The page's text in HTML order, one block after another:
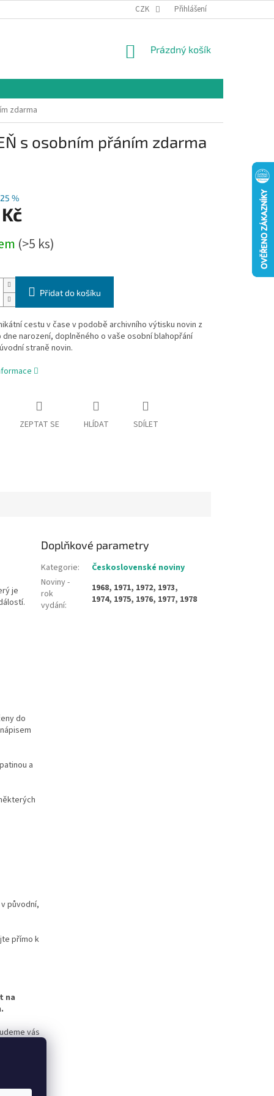
CZK Přihlášení
NÁKUPNÍ
Prázdný košík
zdarma
s osobním přáním zdarma
%
(>5 ks)
Přidat do košíku
cestu v čase v podobě archivního výtisku novin z
narození, doplněného o vaše osobní blahopřání
straně novin.
ZEPTAT SE HLÍDAT SDÍLET
je
do
a
původní,
přímo k
na
vás
Doplňkové parametry
Kategorie:
Československé noviny
Noviny -
rok
vydání:
1968, 1971, 1972, 1973,
1974, 1975, 1976, 1977, 1978